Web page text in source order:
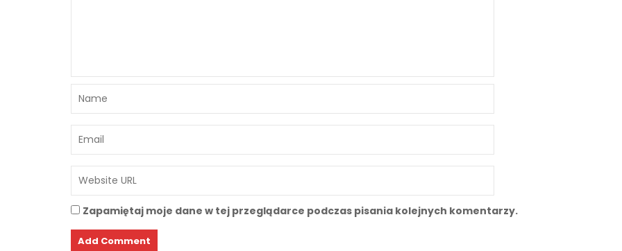
Zapamiętaj moje dane w tej przeglądarce podczas pisania kolejnych komentarzy.